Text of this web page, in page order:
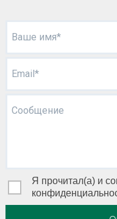
Ваше имя*
Email*
Сообщение
Я прочитал(а) и